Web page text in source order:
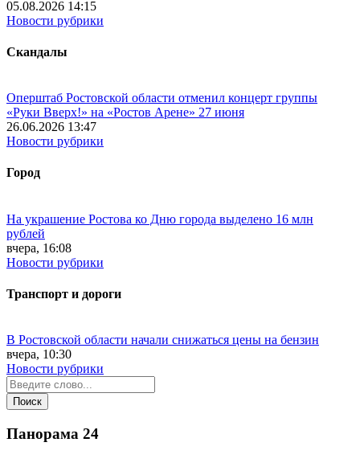
05.08.2026 14:15
Новости рубрики
Скандалы
Оперштаб Ростовской области отменил концерт группы
«Руки Вверх!» на «Ростов Арене» 27 июня
26.06.2026 13:47
Новости рубрики
Город
На украшение Ростова ко Дню города выделено 16 млн
рублей
вчера, 16:08
Новости рубрики
Транспорт и дороги
В Ростовской области начали снижаться цены на бензин
вчера, 10:30
Новости рубрики
Панорама 24